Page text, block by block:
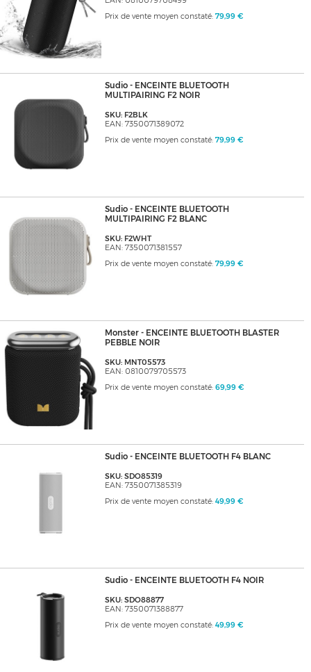
Prix de vente moyen constaté: 79,99 €
Sudio - ENCEINTE BLUETOOTH
MULTIPAIRING F2 NOIR
SKU: F2BLK
EAN: 7350071389072
Prix de vente moyen constaté: 79,99 €
Sudio - ENCEINTE BLUETOOTH
MULTIPAIRING F2 BLANC
SKU: F2WHT
EAN: 7350071381557
Prix de vente moyen constaté: 79,99 €
Monster - ENCEINTE BLUETOOTH BLASTER
PEBBLE NOIR
SKU: MNT05573
EAN: 0810079705573
Prix de vente moyen constaté: 69,99 €
Sudio - ENCEINTE BLUETOOTH F4 BLANC
SKU: SDO85319
EAN: 7350071385319
Prix de vente moyen constaté: 49,99 €
Sudio - ENCEINTE BLUETOOTH F4 NOIR
SKU: SDO88877
EAN: 7350071388877
Prix de vente moyen constaté: 49,99 €